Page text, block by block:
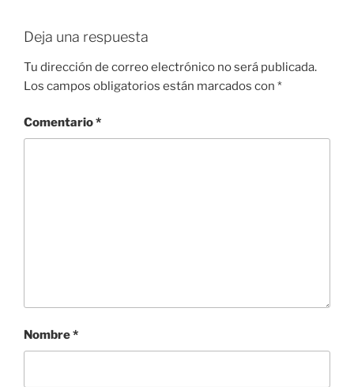
Deja una respuesta
Tu dirección de correo electrónico no será publicada.
Los campos obligatorios están marcados con *
Comentario*
Nombre*